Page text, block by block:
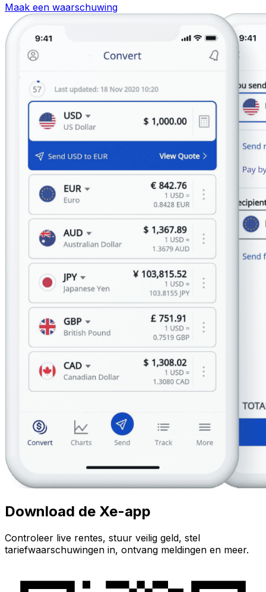
Maak een waarschuwing
Download de Xe-app
Controleer live rentes, stuur veilig geld, stel
tariefwaarschuwingen in, ontvang meldingen en meer.